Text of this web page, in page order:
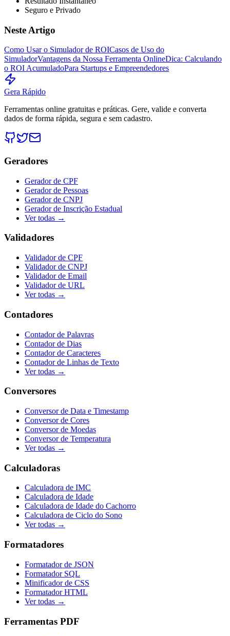
Seguro e Privado
Neste Artigo
Como Usar o Simulador de ROICasos de Uso do
SimuladorVantagens da Nossa Ferramenta OnlineDica: Calculando
o ROI AcumuladoPara Startups e Empreendedores
Gera Rápido
Ferramentas online gratuitas e práticas. Gere, valide e converta
dados de forma rápida, segura e sem cadastro.
Geradores
Gerador de CPF
Gerador de Pessoas
Gerador de CNPJ
Gerador de Inscrição Estadual
Ver todas →
Validadores
Validador de CPF
Validador de CNPJ
Validador de Email
Validador de URL
Ver todas →
Contadores
Contador de Palavras
Contador de Dias
Contador de Caracteres
Contador de Linhas de Texto
Ver todas →
Conversores
Conversor de Data e Timestamp
Conversor de Cores
Conversor de Moedas
Conversor de Temperatura
Ver todas →
Calculadoras
Calculadora de IMC
Calculadora de Idade
Calculadora de Idade do Cachorro
Calculadora de Ciclo do Sono
Ver todas →
Formatadores
Formatador de JSON
Formatador SQL
Minificador de CSS
Formatador HTML
Ver todas →
Ferramentas PDF